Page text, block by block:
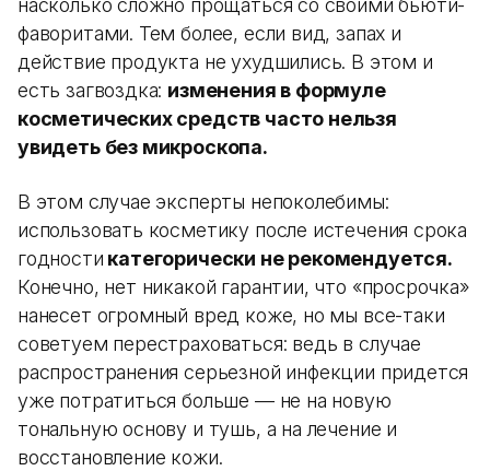
фаворитами. Тем более, если вид, запах и
действие продукта не ухудшились. В этом и
есть загвоздка: изменения в формуле
косметических средств часто нельзя
увидеть без микроскопа.
В этом случае эксперты непоколебимы:
использовать косметику после истечения срока
годности категорически не рекомендуется.
Конечно, нет никакой гарантии, что «просрочка»
нанесет огромный вред коже, но мы все-таки
советуем перестраховаться: ​​ведь в случае
распространения серьезной инфекции придется
уже потратиться больше — не на новую
тональную основу и тушь, а на лечение и
восстановление кожи.